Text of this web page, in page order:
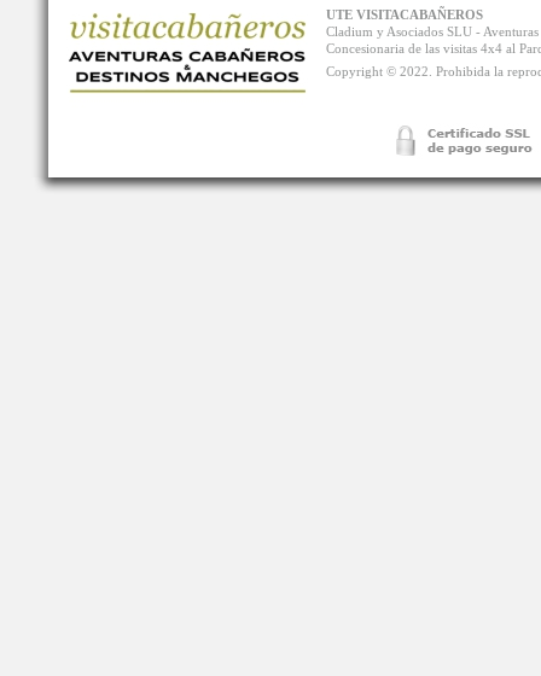
UTE VISITACABAÑEROS
Cladium y Asociados SLU -
Concesionaria de las visitas 4x4 al
Copyright © 2022. Prohibida la